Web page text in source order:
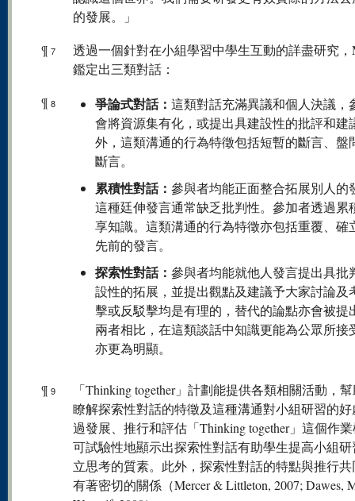
的發展。」
¶ 7
透過一個針對在小組學習中學生互動的詳盡研究，
鑑定出三類對話：
¶ 8 爭論式對話： 這類對話充滿異議和個人決議，
會將資源集有化，或提出具建設性的批評和建
外，這類溝通的行為特徵包括短暫的斷言、盤
斷言。
累積性對話： 參與者均能正面整合拓展別人的
這種廷伸發言通常缺乏批判性。參加者透過累
享知識。這類溝通的行為特徵亦包括重覆、確
先前的發言。
探索性對話： 參與者均能就他人發言提出具批
設性的拓展，並提出觀點及建議予大家討論及
擊或反駁擊均是有理的，替代的論點亦會被提
兩者相比，在這類談話中知識更能為公眾所接
亦更為明顯。
¶ 9
「Thinking together」計劃能提供各類相關活動，
瞭解探索性對話的特徵及這種溝通對小組研習的
過發展、推行和評估「Thinking together」這個作
可試驗性地顯示出探索性對話有助學生提高小組
立思考的質素。此外，探索性對話的特點與推行
有著密切的關係（Mercer & Littleton, 2007; Dawes,